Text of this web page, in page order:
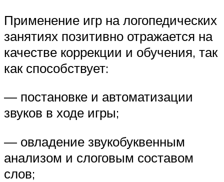
Применение игр на логопедических
занятиях позитивно отражается на
качестве коррекции и обучения, так
как способствует:
— постановке и автоматизации
звуков в ходе игры;
— овладение звукобуквенным
анализом и слоговым составом
слов;